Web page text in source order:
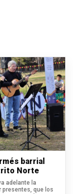
barrial
Norte
adelante la
presentes, que los